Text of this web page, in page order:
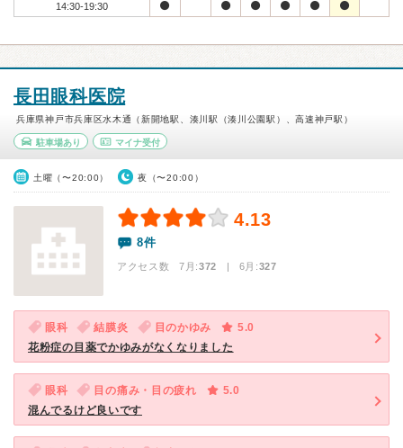
14:30-19:30
長田眼科医院
兵庫県神戸市兵庫区水木通（新開地駅、湊川駅（湊川公園駅）、高速神戸駅）
駐車場あり マイナ受付
土曜（〜20:00） 夜（〜20:00）
4.13
8件
アクセス数 7月:372 | 6月:327
眼科 結膜炎 目のかゆみ
5.0
花粉症の目薬でかゆみがなくなりました
眼科 目の痛み・目の疲れ
5.0
混んでるけど良いです